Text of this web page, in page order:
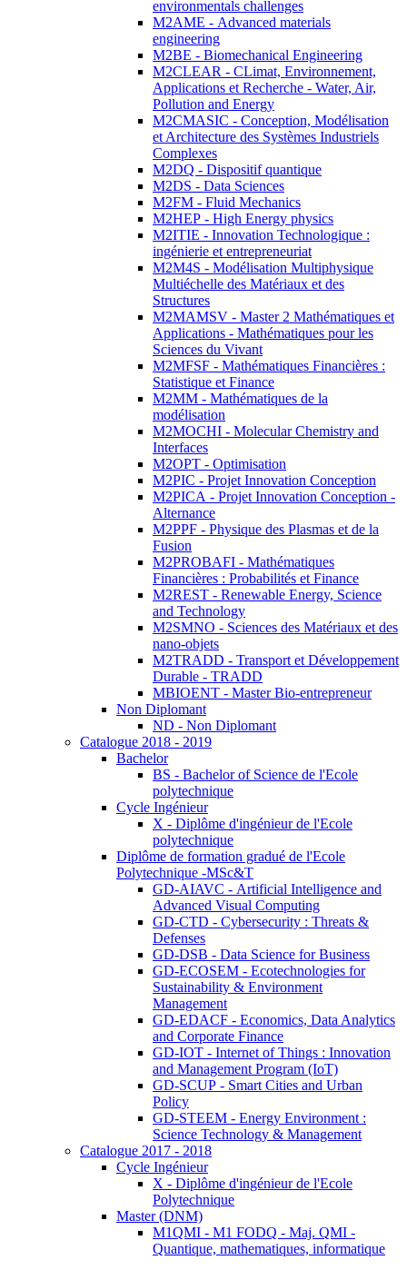
environmentals challenges
M2AME - Advanced materials
engineering
M2BE - Biomechanical Engineering
M2CLEAR - CLimat, Environnement,
Applications et Recherche - Water, Air,
Pollution and Energy
M2CMASIC - Conception, Modélisation
et Architecture des Systèmes Industriels
Complexes
M2DQ - Dispositif quantique
M2DS - Data Sciences
M2FM - Fluid Mechanics
M2HEP - High Energy physics
M2ITIE - Innovation Technologique :
ingénierie et entrepreneuriat
M2M4S - Modélisation Multiphysique
Multiéchelle des Matériaux et des
Structures
M2MAMSV - Master 2 Mathématiques et
Applications - Mathématiques pour les
Sciences du Vivant
M2MFSF - Mathématiques Financières :
Statistique et Finance
M2MM - Mathématiques de la
modélisation
M2MOCHI - Molecular Chemistry and
Interfaces
M2OPT - Optimisation
M2PIC - Projet Innovation Conception
M2PICA - Projet Innovation Conception -
Alternance
M2PPF - Physique des Plasmas et de la
Fusion
M2PROBAFI - Mathématiques
Financières : Probabilités et Finance
M2REST - Renewable Energy, Science
and Technology
M2SMNO - Sciences des Matériaux et des
nano-objets
M2TRADD - Transport et Développement
Durable - TRADD
MBIOENT - Master Bio-entrepreneur
Non Diplomant
ND - Non Diplomant
Catalogue 2018 - 2019
Bachelor
BS - Bachelor of Science de l'Ecole
polytechnique
Cycle Ingénieur
X - Diplôme d'ingénieur de l'Ecole
polytechnique
Diplôme de formation gradué de l'Ecole
Polytechnique -MSc&T
GD-AIAVC - Artificial Intelligence and
Advanced Visual Computing
GD-CTD - Cybersecurity : Threats &
Defenses
GD-DSB - Data Science for Business
GD-ECOSEM - Ecotechnologies for
Sustainability & Environment
Management
GD-EDACF - Economics, Data Analytics
and Corporate Finance
GD-IOT - Internet of Things : Innovation
and Management Program (IoT)
GD-SCUP - Smart Cities and Urban
Policy
GD-STEEM - Energy Environment :
Science Technology & Management
Catalogue 2017 - 2018
Cycle Ingénieur
X - Diplôme d'ingénieur de l'Ecole
Polytechnique
Master (DNM)
M1QMI - M1 FODQ - Maj. QMI -
Quantique, mathematiques, informatique